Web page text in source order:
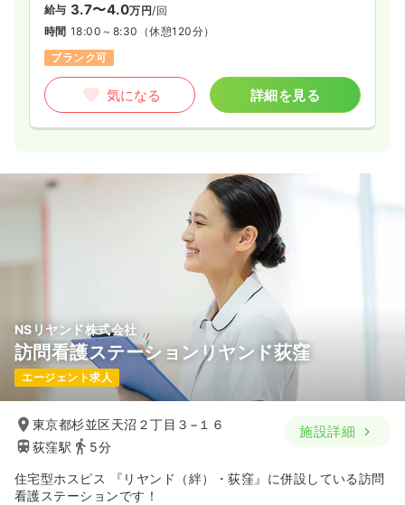
給与 3.7〜4.0万円/回
時間 18:00～8:30 （休憩120分）
ブランク可
気になる 詳細を見る
NSリヤンド株式会社
訪問看護ステーションリヤンド荻窪
エージェント求人
東京都杉並区天沼２丁目３−１６
荻窪駅
5分
施設詳細
住宅型ホスピス 『リヤンド（絆）・荻窪』に併設している訪問
看護ステーションです！